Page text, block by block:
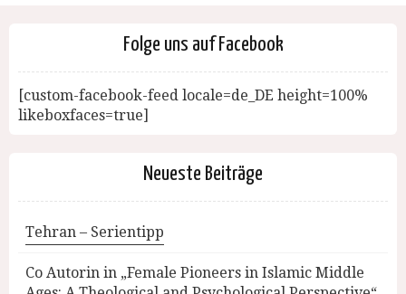
Folge uns auf Facebook
[custom-facebook-feed locale=de_DE height=100%
likeboxfaces=true]
Neueste Beiträge
Tehran – Serientipp
Co Autorin in „Female Pioneers in Islamic Middle